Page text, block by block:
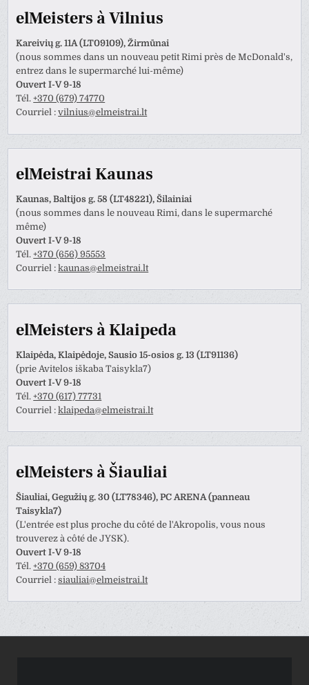
elMeisters à Vilnius
Kareivių g. 11A (LT09109), Žirmūnai
(nous sommes dans un nouveau petit Rimi près de McDonald's,
entrez dans le supermarché lui-même)
Ouvert I-V 9-18
Tél.+370 (679) 74770
Courriel :vilnius@elmeistrai.lt
elMeistrai Kaunas
Kaunas, Baltijos g. 58 (LT48221), Šilainiai
(nous sommes dans le nouveau Rimi, dans le supermarché
même)
Ouvert I-V 9-18
Tél.+370 (656) 95553
Courriel :kaunas@elmeistrai.lt
elMeisters à Klaipeda
Klaipėda, Klaipėdoje, Sausio 15-osios g. 13 (LT91136)
(prie Avitelos iškaba Taisykla7)
Ouvert I-V 9-18
Tél.+370 (617) 77731
Courriel :klaipeda@elmeistrai.lt
elMeisters à Šiauliai
Šiauliai, Gegužių g. 30 (LT78346), PC ARENA (panneau
Taisykla7)
(L'entrée est plus proche du côté de l'Akropolis, vous nous
trouverez à côté de JYSK).
Ouvert I-V 9-18
Tél.+370 (659) 83704
Courriel :siauliai@elmeistrai.lt